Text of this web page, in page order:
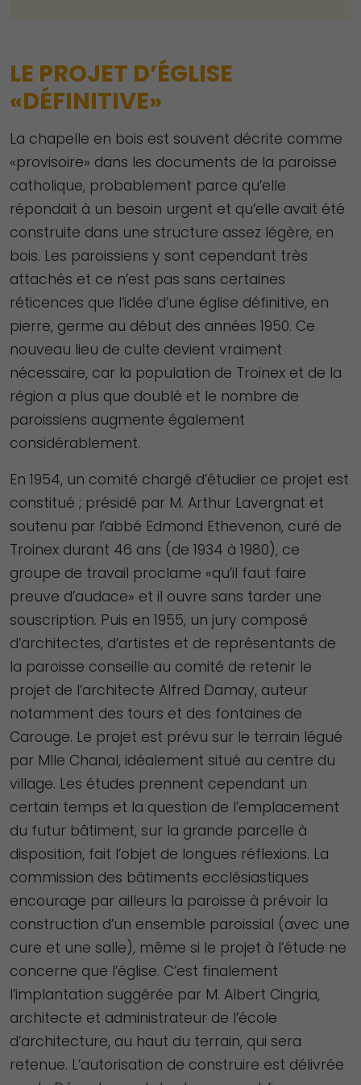
LE PROJET D’ÉGLISE
«DÉFINITIVE»
La chapelle en bois est souvent décrite comme
«provisoire» dans les documents de la paroisse
catholique, probablement parce qu’elle
répondait à un besoin urgent et qu’elle avait été
construite dans une structure assez légère, en
bois. Les paroissiens y sont cependant très
attachés et ce n’est pas sans certaines
réticences que l’idée d’une église définitive, en
pierre, germe au début des années 1950. Ce
nouveau lieu de culte devient vraiment
nécessaire, car la population de Troinex et de la
région a plus que doublé et le nombre de
paroissiens augmente également
considérablement.
En 1954, un comité chargé d’étudier ce projet est
constitué ; présidé par M. Arthur Lavergnat et
soutenu par l’abbé Edmond Ethevenon, curé de
Troinex durant 46 ans (de 1934 à 1980), ce
groupe de travail proclame «qu’il faut faire
preuve d’audace» et il ouvre sans tarder une
souscription. Puis en 1955, un jury composé
d’architectes, d’artistes et de représentants de
la paroisse conseille au comité de retenir le
projet de l’architecte Alfred Damay, auteur
notamment des tours et des fontaines de
Carouge. Le projet est prévu sur le terrain légué
par Mlle Chanal, idéalement situé au centre du
village. Les études prennent cependant un
certain temps et la question de l’emplacement
du futur bâtiment, sur la grande parcelle à
disposition, fait l’objet de longues réflexions. La
commission des bâtiments ecclésiastiques
encourage par ailleurs la paroisse à prévoir la
construction d’un ensemble paroissial (avec une
cure et une salle), même si le projet à l’étude ne
concerne que l’église. C’est finalement
l’implantation suggérée par M. Albert Cingria,
architecte et administrateur de l’école
d’architecture, au haut du terrain, qui sera
retenue. L’autorisation de construire est délivrée